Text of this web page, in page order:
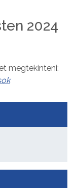
2024
megtekinteni: